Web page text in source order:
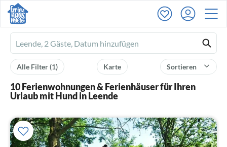
Ferienhausmiete
logo
Sortieren
Karte
Alle Filter(1)
10 Ferienwohnungen & Ferienhäuser für Ihren
Urlaub mit Hund in Leende